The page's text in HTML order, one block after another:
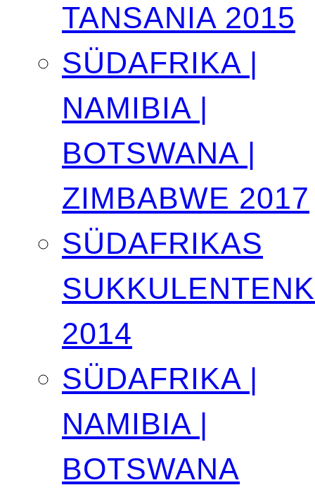
TANSANIA 2015
SÜDAFRIKA |
NAMIBIA |
BOTSWANA |
ZIMBABWE 2017
SÜDAFRIKAS
2014
SÜDAFRIKA |
NAMIBIA |
BOTSWANA